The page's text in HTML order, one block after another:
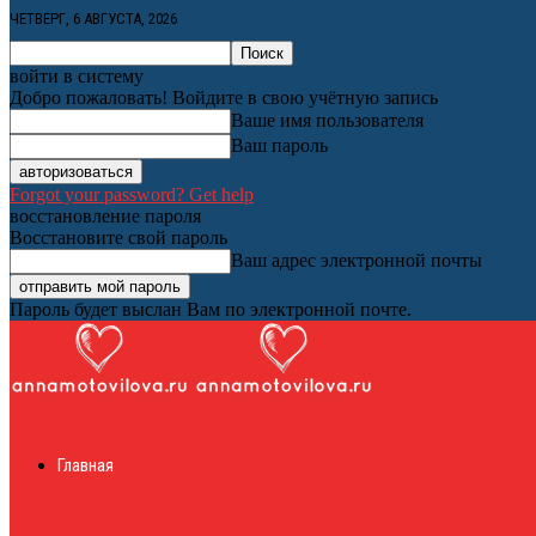
ЧЕТВЕРГ, 6 АВГУСТА, 2026
войти в систему
Добро пожаловать! Войдите в свою учётную запись
Ваше имя пользователя
Ваш пароль
Forgot your password? Get help
восстановление пароля
Восстановите свой пароль
Ваш адрес электронной почты
Пароль будет выслан Вам по электронной почте.
Главная